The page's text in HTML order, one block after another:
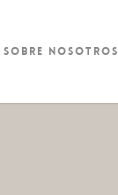
Sobre nosotros